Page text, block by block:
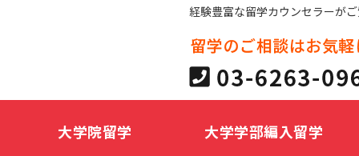
経験豊富な留学カウンセラーが
大学院留学 大学学部編入留学